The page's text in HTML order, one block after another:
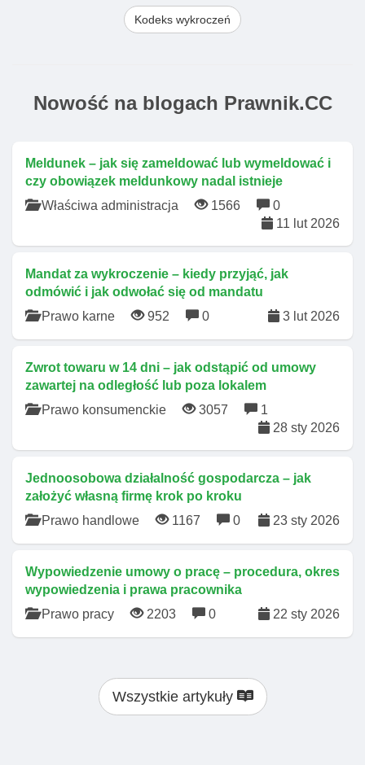
Kodeks wykroczeń
Nowość na blogach Prawnik.CC
Meldunek – jak się zameldować lub wymeldować i
czy obowiązek meldunkowy nadal istnieje
Właściwa administracja
1566
0
11 lut 2026
Mandat za wykroczenie – kiedy przyjąć, jak
odmówić i jak odwołać się od mandatu
Prawo karne
952 0 3 lut 2026
Zwrot towaru w 14 dni – jak odstąpić od umowy
zawartej na odległość lub poza lokalem
Prawo konsumenckie
3057
1
28 sty 2026
Jednoosobowa działalność gospodarcza – jak
założyć własną firmę krok po kroku
Prawo handlowe
1167 0 23 sty 2026
Wypowiedzenie umowy o pracę – procedura, okres
wypowiedzenia i prawa pracownika
Prawo pracy
2203 0 22 sty 2026
Wszystkie artykuły